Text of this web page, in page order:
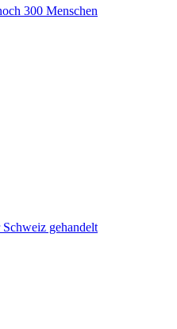
300 Menschen
gehandelt